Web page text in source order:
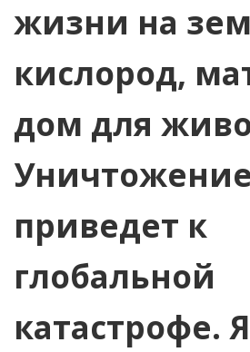
жизни на
кислород,
дом для
приведет к
глобальной
катастрофе.